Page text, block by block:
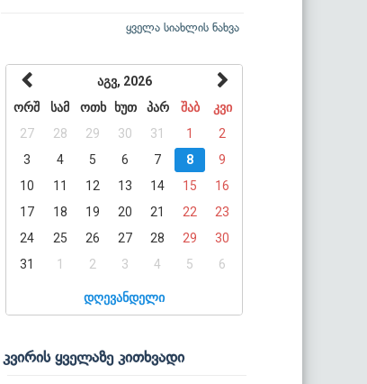
ყველა სიახლის ნახვა
აგვ, 2026
ორშ
სამ ოთხ ხუთ პარ შაბ
კვი
27
28 29 30 31 1
2
3
4 5 6 7 8
9
10
11 12 13 14 15
16
17
18 19 20 21 22
23
24
25 26 27 28 29
30
31
1 2 3 4 5 6
დღევანდელი
კვირის ყველაზე კითხვადი